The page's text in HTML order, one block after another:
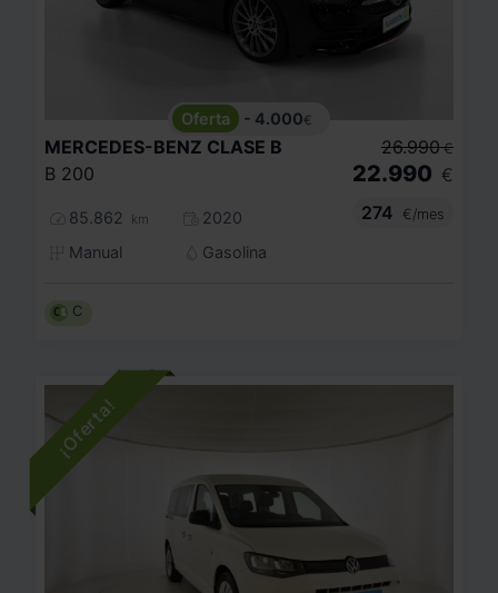
- 4.000€
MERCEDES-BENZ CLASE B
B 200
85.862 km
2020
Manual
Gasolina
26.990 €
22.990 €
274
€/mes
C